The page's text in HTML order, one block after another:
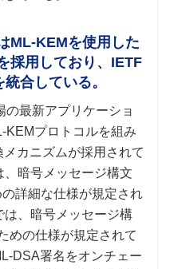
ML-KEMを使用した
採用しており、IETF
合している。
の最新アプリケーショ
KEMプロトコルを組み
カニズムが採用されて
暗号メッセージ構文
詳細な仕様が規定され
、暗号メッセージ構
めの仕様が規定されて
DSA署名をオンチェー